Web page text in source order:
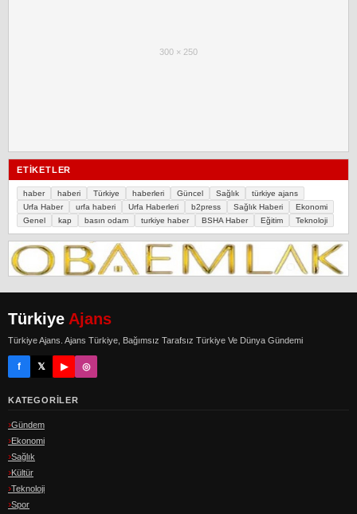
300 × 250
ETIKETLER
haber haberi Türkiye haberleri Güncel Sağlık
türkiye ajans
Urfa Haber
urfa haberi Urfa Haberleri b2press Sağlık Haberi
Ekonomi
Genel
kap basın odam turkiye haber BSHA Haber Eğitim Teknoloji
Türkiye Ajans
Türkiye Ajans. Ajans Türkiye, Bağımsız Tarafsız Türkiye Ve Dünya Gündemi
f 𝕏 ▶ ◎
KATEGORILER
Gündem
Ekonomi
Sağlık
Kültür
Teknoloji
Spor